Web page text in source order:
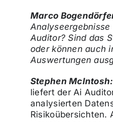
Marco
Auditor? Sind das
oder können auch
Auswertungen
Stephen McIntosh:
liefert der Ai
analysierten
Risikoübersichten.